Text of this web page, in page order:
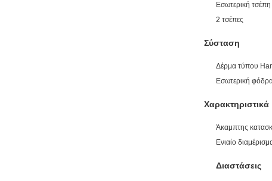
Εσωτερική
2 τσέπες
Σύσταση
Δέρμα τύπου
Εσωτερική
Χαρακτηριστικά
Άκαμπτης
Ενιαίο
Διαστάσεις